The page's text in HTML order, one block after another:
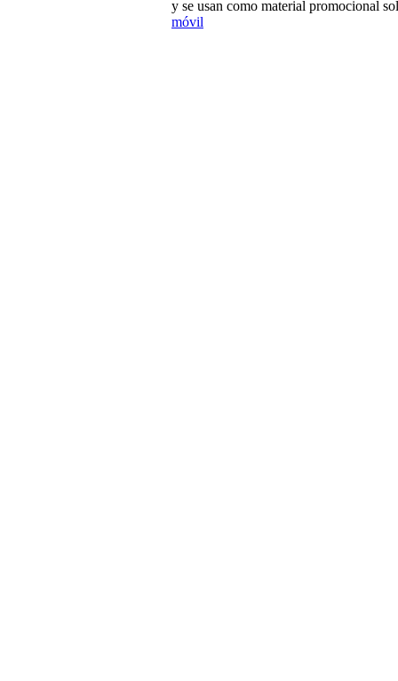
y se usan como material promocional
móvil